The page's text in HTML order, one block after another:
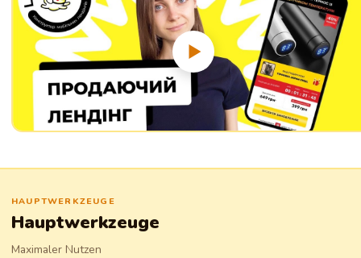
HAUPTWERKZEUGE
Hauptwerkzeuge
Maximaler Nutzen